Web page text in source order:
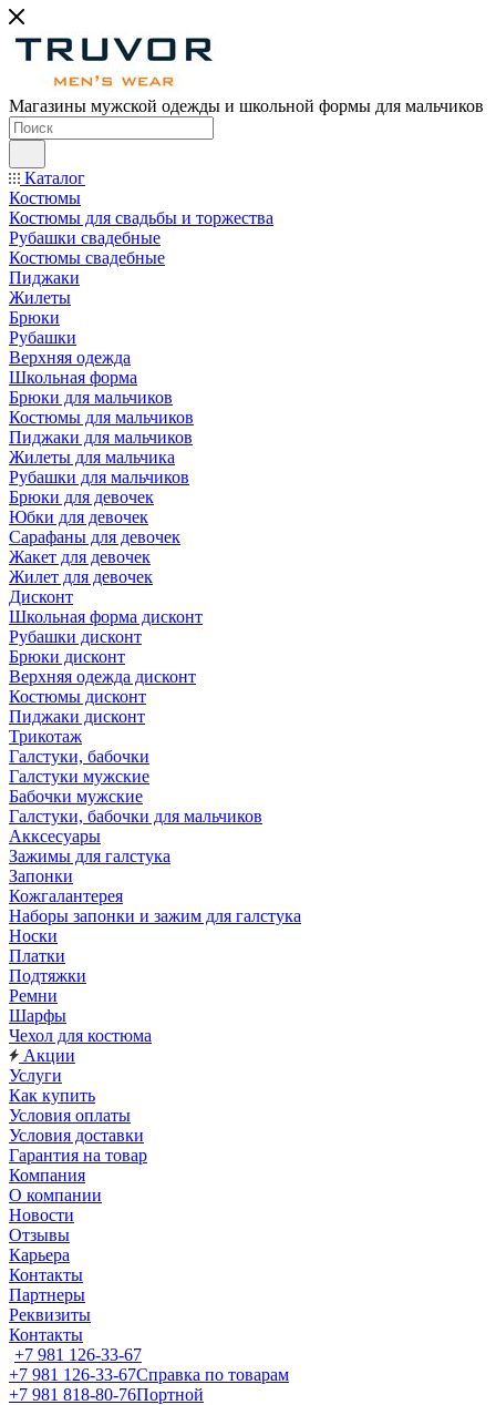
Магазины мужской одежды и школьной формы для мальчиков
Каталог
Костюмы
Костюмы для свадьбы и торжества
Рубашки свадебные
Костюмы свадебные
Пиджаки
Жилеты
Брюки
Рубашки
Верхняя одежда
Школьная форма
Брюки для мальчиков
Костюмы для мальчиков
Пиджаки для мальчиков
Жилеты для мальчика
Рубашки для мальчиков
Брюки для девочек
Юбки для девочек
Сарафаны для девочек
Жакет для девочек
Жилет для девочек
Дисконт
Школьная форма дисконт
Рубашки дисконт
Брюки дисконт
Верхняя одежда дисконт
Костюмы дисконт
Пиджаки дисконт
Трикотаж
Галстуки, бабочки
Галстуки мужские
Бабочки мужские
Галстуки, бабочки для мальчиков
Акксесуары
Зажимы для галстука
Запонки
Кожгалантерея
Наборы запонки и зажим для галстука
Носки
Платки
Подтяжки
Ремни
Шарфы
Чехол для костюма
Акции
Услуги
Как купить
Условия оплаты
Условия доставки
Гарантия на товар
Компания
О компании
Новости
Отзывы
Карьера
Контакты
Партнеры
Реквизиты
Контакты
+7 981 126-33-67
+7 981 126-33-67Справка по товарам
+7 981 818-80-76Портной